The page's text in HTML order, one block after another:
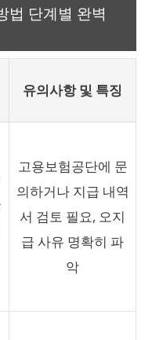
법 단계별 완벽
유의사항 및 특징
고용보험공단에 문
의하거나 지급 내역
서 검토 필요, 오지
급 사유 명확히 파
악